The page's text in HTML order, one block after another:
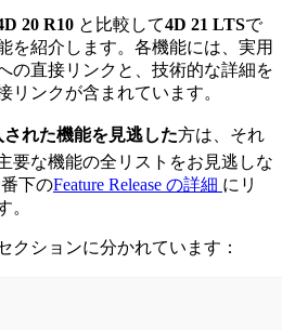
20 R10 と比較して4D 21 LTSで
を紹介します。各機能には、実用
の直接リンクと、技術的な詳細を
リンクが含まれています。
れた機能を見逃した方は、それ
要な機能の全リストをお見逃しな
下のFeature Release の詳細 にリ
。
クションに分かれています：